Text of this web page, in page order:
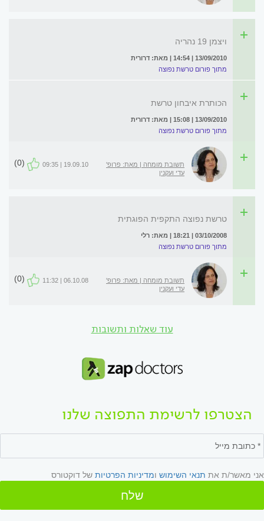
ויצמן 19 נהריה
13/09/2010 | 14:54 | מאת: דרורית
מתוך פורום טרשת נפוצה
הכותרת איבחון טרשת
13/09/2010 | 15:08 | מאת: דרורית
מתוך פורום טרשת נפוצה
תשובת מומחה | מאת: פרופ'
עדי ועקנין
19.09.10 | 09:35
(0)
טרשת נפוצה התקפית הפוגתית
03/10/2008 | 18:21 | מאת: רלי
מתוך פורום טרשת נפוצה
תשובת מומחה | מאת: פרופ'
עדי ועקנין
06.10.08 | 11:32
(0)
עוד שאלות ותשובות
הצטרפו לרשימת התפוצה שלנו
אני מאשר/ת את תנאי השימוש ומדיניות הפרטיות של דוקטורס
שלח